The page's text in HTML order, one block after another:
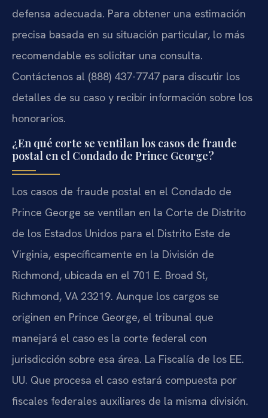
defensa adecuada. Para obtener una estimación
precisa basada en su situación particular, lo más
recomendable es solicitar una consulta.
Contáctenos al (888) 437-7747 para discutir los
detalles de su caso y recibir información sobre los
honorarios.
¿En qué corte se ventilan los casos de fraude
postal en el Condado de Prince George?
Los casos de fraude postal en el Condado de
Prince George se ventilan en la Corte de Distrito
de los Estados Unidos para el Distrito Este de
Virginia, específicamente en la División de
Richmond, ubicada en el 701 E. Broad St,
Richmond, VA 23219. Aunque los cargos se
originen en Prince George, el tribunal que
manejará el caso es la corte federal con
jurisdicción sobre esa área. La Fiscalía de los EE.
UU. Que procesa el caso estará compuesta por
fiscales federales auxiliares de la misma división.